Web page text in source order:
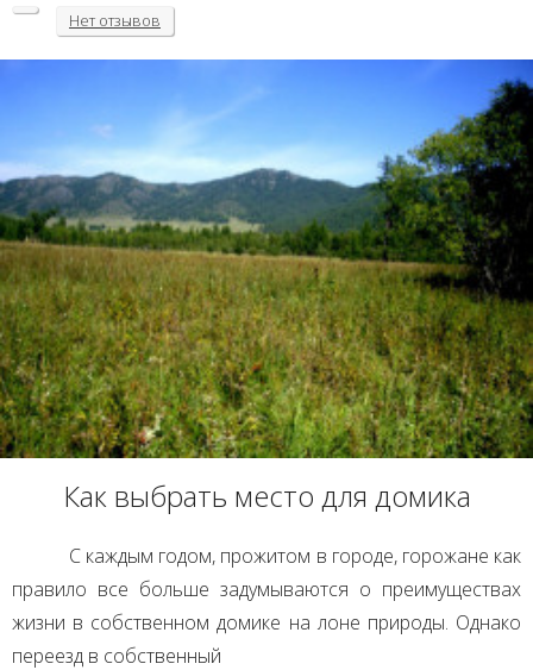
Нет отзывов
Как выбрать место для домика
С каждым годом, прожитом в городе, горожане как
правило все больше задумываются о преимуществах
жизни в собственном домике на лоне природы. Однако
переезд в собственный